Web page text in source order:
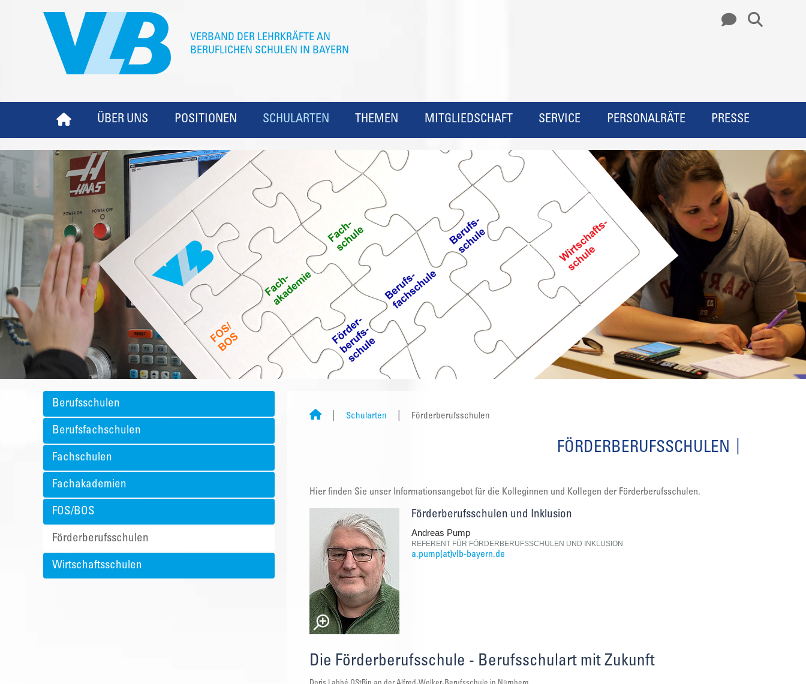
ÜBER UNS POSITIONEN SCHULARTEN THEMEN MITGLIEDSCHAFT SERVICE PERSONALRÄTE PRESSE
Berufsschulen
Berufsfachschulen
Fachschulen
Fachakademien
FOS/BOS
Förderberufsschulen
Wirtschaftsschulen
Schularten Förderberufsschulen
FÖRDERBERUFSSCHULEN
Hier finden Sie unser Informationsangebot für die Kolleginnen und Kollegen der Förderberufsschulen.
Förderberufsschulen und Inklusion
Andreas Pump
REFERENT FÜR FÖRDERBERUFSSCHULEN UND INKLUSION
a.pump(at)vlb-bayern.de
Die Förderberufsschule - Berufsschulart mit Zukunft